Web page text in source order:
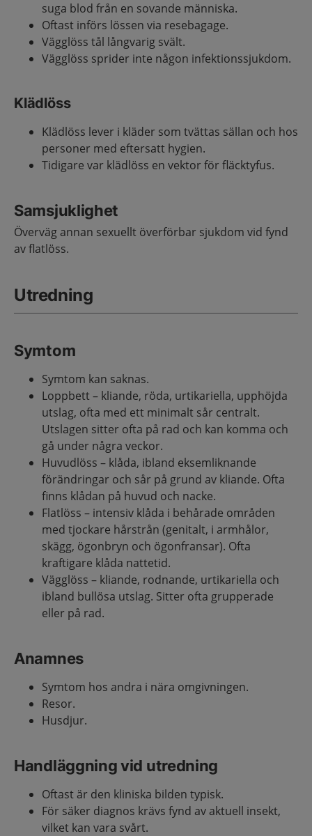
suga blod från en sovande människa.
Oftast införs lössen via resebagage.
Vägglöss tål långvarig svält.
Vägglöss sprider inte någon infektionssjukdom.
Klädlöss
Klädlöss lever i kläder som tvättas sällan och hos
personer med eftersatt hygien.
Tidigare var klädlöss en vektor för fläcktyfus.
Samsjuklighet
Överväg annan sexuellt överförbar sjukdom vid fynd
av flatlöss.
Utredning
Symtom
Symtom kan saknas.
Loppbett – kliande, röda, urtikariella, upphöjda
utslag, ofta med ett minimalt sår centralt.
Utslagen sitter ofta på rad och kan komma och
gå under några veckor.
Huvudlöss – klåda, ibland eksemliknande
förändringar och sår på grund av kliande. Ofta
finns klådan på huvud och nacke.
Flatlöss – intensiv klåda i behårade områden
med tjockare hårstrån (genitalt, i armhålor,
skägg, ögonbryn och ögonfransar). Ofta
kraftigare klåda nattetid.
Vägglöss – kliande, rodnande, urtikariella och
ibland bullösa utslag. Sitter ofta grupperade
eller på rad.
Anamnes
Symtom hos andra i nära omgivningen.
Resor.
Husdjur.
Handläggning vid utredning
Oftast är den kliniska bilden typisk.
För säker diagnos krävs fynd av aktuell insekt,
vilket kan vara svårt.